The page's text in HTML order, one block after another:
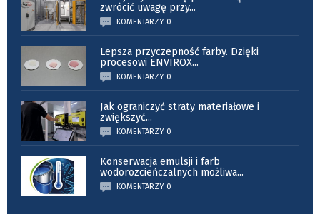
zwrócić uwagę przy...
KOMENTARZY: 0
Lepsza przyczepność farby. Dzięki
procesowi ENVIROX...
KOMENTARZY: 0
Jak ograniczyć straty materiałowe i
zwiększyć...
KOMENTARZY: 0
Konserwacja emulsji i farb
wodorozcieńczalnych możliwa...
KOMENTARZY: 0